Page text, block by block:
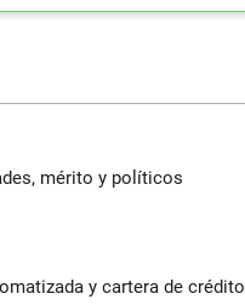
mérito y políticos
y cartera de crédito